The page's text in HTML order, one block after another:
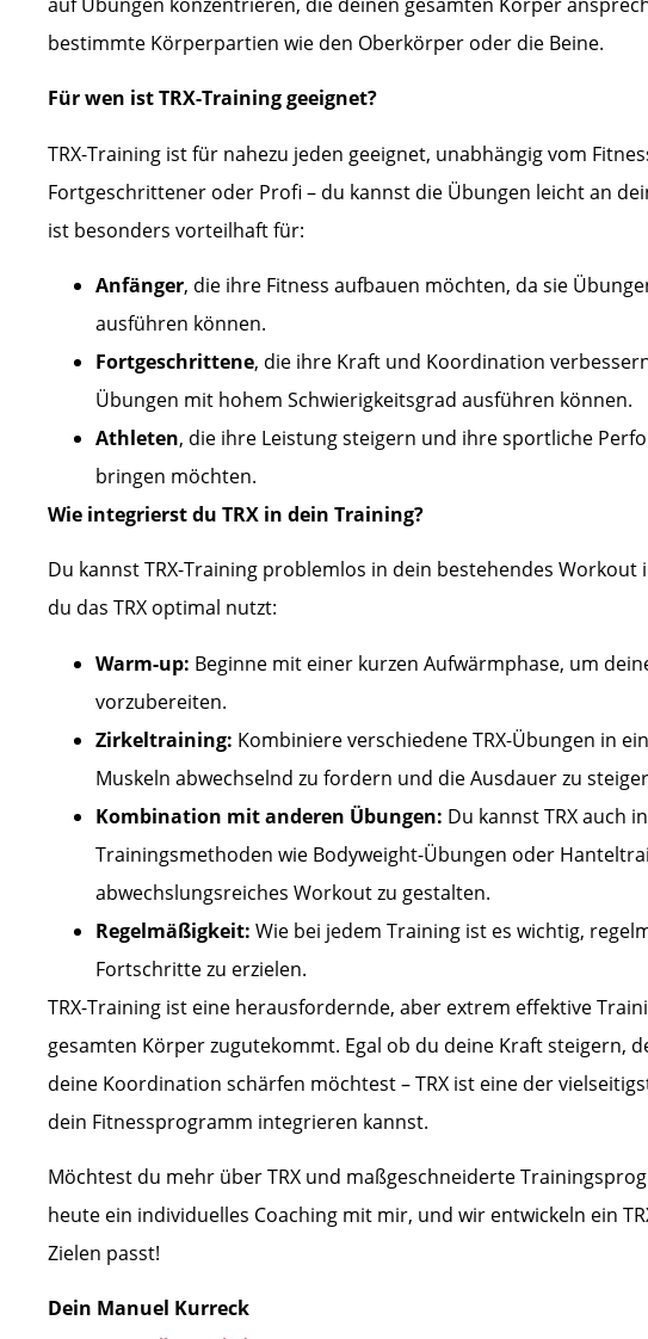
bestimmte Körperpartien wie den Oberkörper oder die Beine.
Für wen ist TRX-Training geeignet?
TRX-Training ist für nahezu jeden geeignet, unabhängig vom
Fortgeschrittener oder Profi – du kannst die Übungen leicht an
ist besonders vorteilhaft für:
Anfänger, die ihre Fitness aufbauen möchten, da sie
ausführen können.
Fortgeschrittene, die ihre Kraft und Koordination
Übungen mit hohem Schwierigkeitsgrad ausführen können.
Athleten, die ihre Leistung steigern und ihre sportliche
bringen möchten.
Wie integrierst du TRX in dein Training?
Du kannst TRX-Training problemlos in dein bestehendes
du das TRX optimal nutzt:
Warm-up: Beginne mit einer kurzen Aufwärmphase, um
vorzubereiten.
Zirkeltraining: Kombiniere verschiedene TRX-Übungen in
Muskeln abwechselnd zu fordern und die Ausdauer zu
Kombination mit anderen Übungen: Du kannst TRX auch
Trainingsmethoden wie Bodyweight-Übungen oder
abwechslungsreiches Workout zu gestalten.
Regelmäßigkeit: Wie bei jedem Training ist es wichtig,
Fortschritte zu erzielen.
TRX-Training ist eine herausfordernde, aber extrem effektive
gesamten Körper zugutekommt. Egal ob du deine Kraft steigern,
deine Koordination schärfen möchtest – TRX ist eine der
dein Fitnessprogramm integrieren kannst.
Möchtest du mehr über TRX und maßgeschneiderte
heute ein individuelles Coaching mit mir, und wir entwickeln ein
Zielen passt!
Dein Manuel Kurreck